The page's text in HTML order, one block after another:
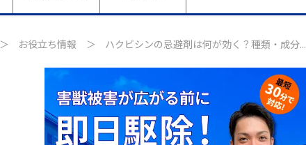
お役立ち情報 ハクビシンの忌避剤は何が効く？種類・成分...